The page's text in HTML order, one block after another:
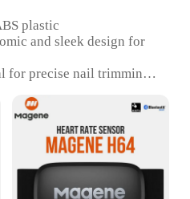
plastic
and sleek design for
for precise nail trimming
Efficient 3-head system
3 interchangeable
for both professional